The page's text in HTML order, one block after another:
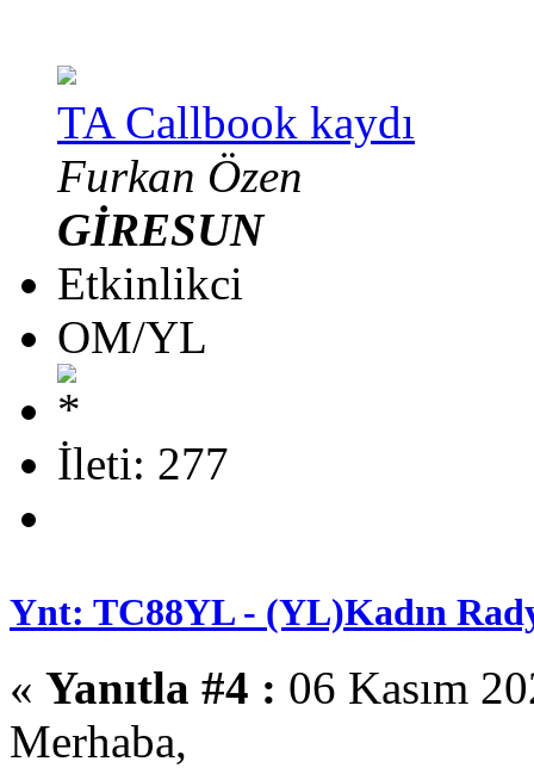
TA Callbook kaydı
Furkan Özen
GİRESUN
Etkinlikci
OM/YL
İleti: 277
Ynt: TC88YL - (YL)Kadın
« Yanıtla #4 : 06 Kasım
Merhaba,